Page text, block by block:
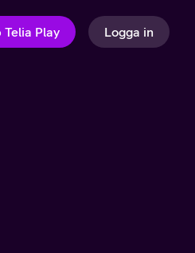
Telia Play Logga in